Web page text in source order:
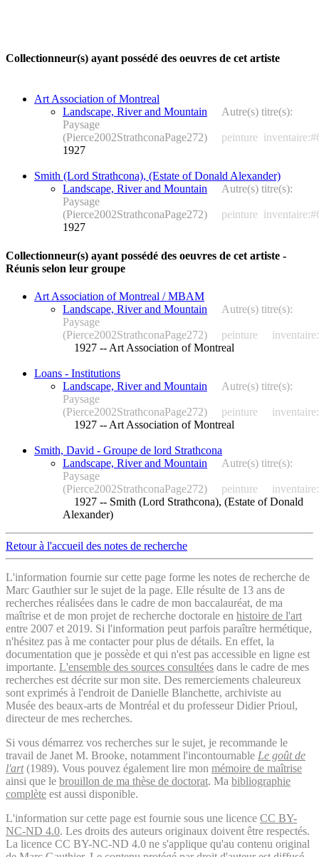
Collectionneur(s) ayant possédé des oeuvres de cet artiste
Art Association of Montreal
Landscape, River and Mountain
Autre(s) titre(s):
Paysage
(Pierce2002StrathconaPage272)
peinture
1927
Smith (Lord Strathcona), (Estate of Donald Alexander)
Landscape, River and Mountain
Autre(s) titre(s):
Paysage
(Pierce2002StrathconaPage272)
peinture
1927
Collectionneur(s) ayant possédé des oeuvres de cet artiste -
Réunis selon leur groupe
Art Association of Montreal / MBAM
Landscape, River and Mountain
Autre(s) titre(s):
Paysage
(Pierce2002StrathconaPage272)
peinture
1927 -- Art Association of Montreal
Loans - Institutions
Landscape, River and Mountain
Autre(s) titre(s):
Paysage
(Pierce2002StrathconaPage272)
peinture
1927 -- Art Association of Montreal
Smith, David - Groupe de lord Strathcona
Landscape, River and Mountain
Autre(s) titre(s):
Paysage
(Pierce2002StrathconaPage272)
peinture
1927 -- Smith (Lord Strathcona), (Estate of Donald
Alexander)
Retour à l'accueil des notes de recherche
L'information fournie sur cette page forme les notes de recherche de
Marc Gauthier sur le sujet de la page. Elle résulte de 13 ans de
recherches réalisées dans le cadre de mon baccalauréat, de ma
maîtrise et de mon projet de recherche doctorale en histoire de l'art
entre 2007 et 2019. Si l'information peut parfois paraître hermétique,
n'hésitez pas à me contacter pour plus de détails. En effet, la
documentation que je possède et qui n'est pas accessible en ligne est
importante. L'ensemble des sources consultées dans le cadre de mes
recherches est décrite sur mon site. Des remerciements chaleureux
sont exprimés à l'endroit de Danielle Blanchette, archiviste au
Musée des beaux-arts de Montréal et du professeur Didier Prioul,
directeur de mes recherches.
Si vous démarrez vos recherches sur le sujet, je recommande le
travail de Janet M. Brooke, notamment l'incontournable Le goût de
l'art(1989). Vous pouvez également lire mon mémoire de maîtrise
ainsi que le brouillon de ma thèse de doctorat. Ma bibliographie
complète est aussi disponible.
L'information sur cette page est fournie sous une licence CC BY-
NC-ND 4.0. Les droits des auteurs originaux doivent être respectés.
La licence CC BY-NC-ND 4.0 ne s'applique qu'au contenu original